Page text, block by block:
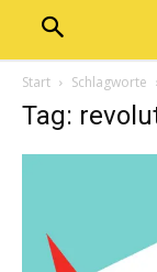
Start Schlagworte
Tag: